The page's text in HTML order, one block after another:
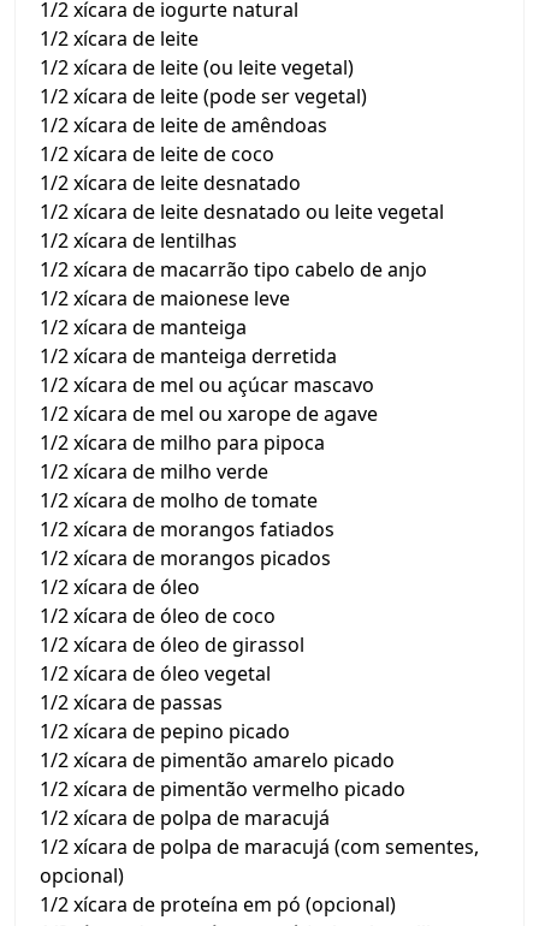
1/2 xícara de iogurte natural
1/2 xícara de leite
1/2 xícara de leite (ou leite vegetal)
1/2 xícara de leite (pode ser vegetal)
1/2 xícara de leite de amêndoas
1/2 xícara de leite de coco
1/2 xícara de leite desnatado
1/2 xícara de leite desnatado ou leite vegetal
1/2 xícara de lentilhas
1/2 xícara de macarrão tipo cabelo de anjo
1/2 xícara de maionese leve
1/2 xícara de manteiga
1/2 xícara de manteiga derretida
1/2 xícara de mel ou açúcar mascavo
1/2 xícara de mel ou xarope de agave
1/2 xícara de milho para pipoca
1/2 xícara de milho verde
1/2 xícara de molho de tomate
1/2 xícara de morangos fatiados
1/2 xícara de morangos picados
1/2 xícara de óleo
1/2 xícara de óleo de coco
1/2 xícara de óleo de girassol
1/2 xícara de óleo vegetal
1/2 xícara de passas
1/2 xícara de pepino picado
1/2 xícara de pimentão amarelo picado
1/2 xícara de pimentão vermelho picado
1/2 xícara de polpa de maracujá
1/2 xícara de polpa de maracujá (com sementes,
opcional)
1/2 xícara de proteína em pó (opcional)